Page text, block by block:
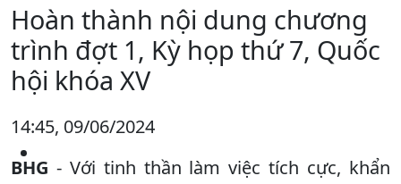
Hoàn thành nội dung chương
trình đợt 1, Kỳ họp thứ 7, Quốc
hội khóa XV
14:45, 09/06/2024
BHG - Với tinh thần làm việc tích cực, khẩn